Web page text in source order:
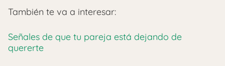
También te va a interesar:
Señales de que tu pareja está dejando de
quererte